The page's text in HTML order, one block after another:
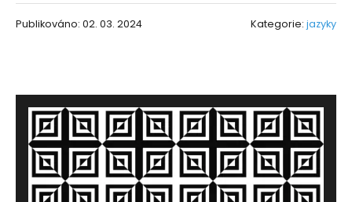
Publikováno: 02. 03. 2024 Kategorie: jazyky